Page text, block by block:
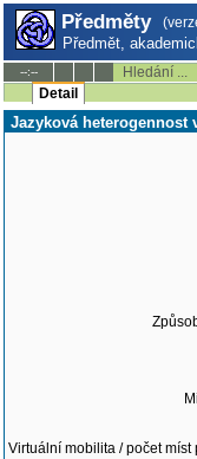
Předměty
Předmět,
--:-- Hledání ...
Detail
Jazyková heterogennost
Virtuální mobilita / počet